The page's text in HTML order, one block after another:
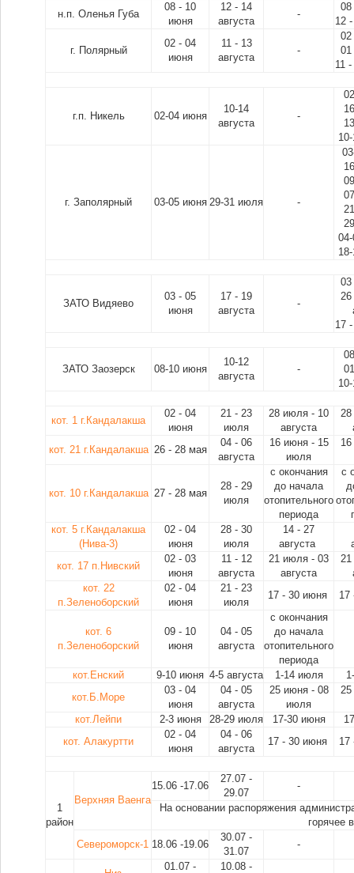
н.п. Оленья Губа
08 - 10
июня
12 - 14
августа
-
12
г. Полярный
02 - 04
июня
11 - 13
августа
-
11
г.п. Никель 02-04 июня
10-14
августа
-
г. Заполярный 03-05 июня 29-31 июля -
04-
ЗАТО Видяево
03 - 05
июня
17 - 19
августа
-
17
ЗАТО Заозерск 08-10 июня
10-12
августа
-
кот. 1 г.Кандалакша
02 - 04
июня
21 - 23
июля
28 июля - 10
августа
кот. 21 г.Кандалакша 26 - 28 мая
04 - 06
августа
16 июня - 15
июля
кот. 10 г.Кандалакша 27 - 28 мая
28 - 29
июля
с окончания
до начала
отопительного
периода
с
кот. 5 г.Кандалакша
(Нива-3)
02 - 04
июня
28 - 30
июля
14 - 27
августа
кот. 17 п.Нивский
02 - 03
июня
11 - 12
августа
21 июля - 03
августа
кот. 22
п.Зеленоборский
02 - 04
июня
21 - 23
июля
17 - 30 июня 17
кот. 6
п.Зеленоборский
09 - 10
июня
04 - 05
августа
с окончания
до начала
отопительного
периода
кот.Енский
9-10 июня 4-5 августа 1-14 июля
кот.Б.Море
03 - 04
июня
04 - 05
августа
25 июня - 08
июля
кот.Лейпи 2-3 июня 28-29 июля 17-30 июня
кот. Алакуртти
02 - 04
июня
04 - 06
августа
17 - 30 июня 17
1
район
Верхняя Ваенга
15.06 -17.06
27.07 -
29.07
-
На основании распоряжения
горячее
Североморск-1 18.06 -19.06
30.07 -
31.07
-
01.07 - 10.08 -